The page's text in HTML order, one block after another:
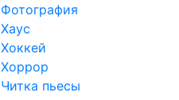
Фотография
Хаус
Хоккей
Хоррор
Читка пьесы